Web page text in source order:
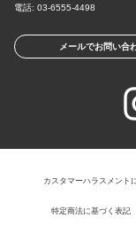
電話: 03-6555-4498
メールでお問い合
カスタマーハラスメント
特定商法に基づく表記